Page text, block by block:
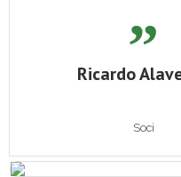
Ricardo
Soci